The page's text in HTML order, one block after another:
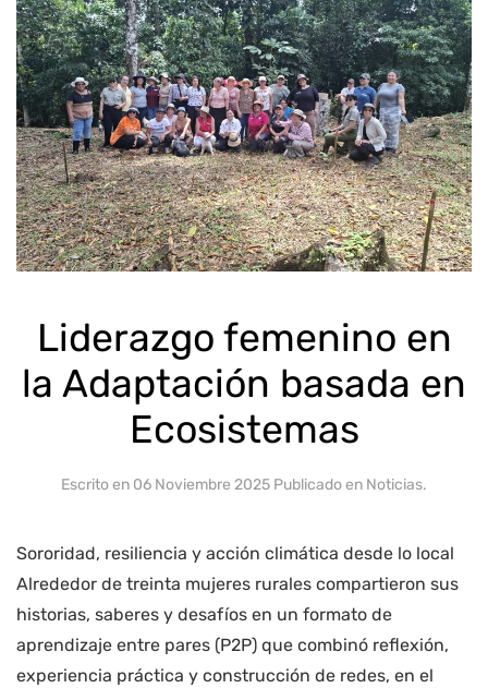
Liderazgo femenino en
la Adaptación basada en
Ecosistemas
Escrito en 06 Noviembre 2025 Publicado en Noticias.
Sororidad, resiliencia y acción climática desde lo local
Alrededor de treinta mujeres rurales compartieron sus
historias, saberes y desafíos en un formato de
aprendizaje entre pares (P2P) que combinó reflexión,
experiencia práctica y construcción de redes, en el